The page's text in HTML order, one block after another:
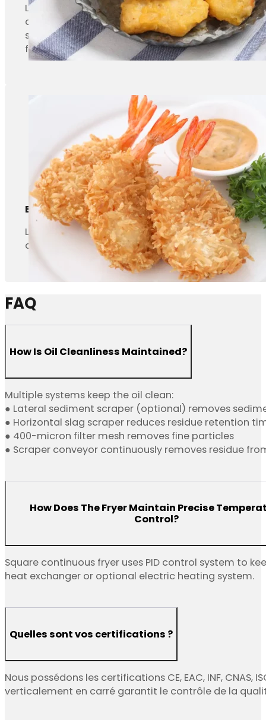
La friteuse continue est principalement utilisée
dans le four continu pour poursuivre la cuisson
supplémentaire dans le four en spirale est
frire) la surface du nugget.
Boulettes de viande et nuggets de poisson
La friteuse en continu peut également frire les
aller de 500 kg/h à 3 000 kg/h. L'huile est filtrée
FAQ
How Is Oil Cleanliness Maintained?
Multiple systems keep the oil clean:
● Lateral sediment scraper (optional) removes
● Horizontal slag scraper reduces residue retention
● 400-micron filter mesh removes fine particles
● Scraper conveyor continuously removes residue
How Does The Fryer Maintain Precise
Control?
Square continuous fryer uses PID control system to
heat exchanger or optional electric heating system.
Quelles sont vos certifications ?
Nous possédons les certifications CE, EAC, INF, CNAS,
verticalement en carré garantit le contrôle de la